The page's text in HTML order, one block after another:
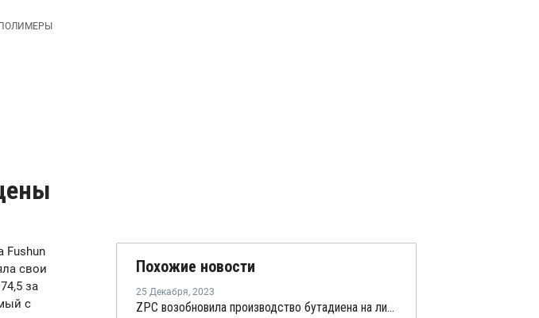
Fushun
свои
за
с
Похожие новости
25 Декабря, 2023
ZPC возобновила производство бутадиена на линии №1 в Китае